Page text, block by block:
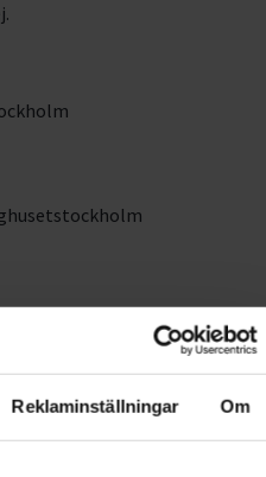
Reklaminställningar Om